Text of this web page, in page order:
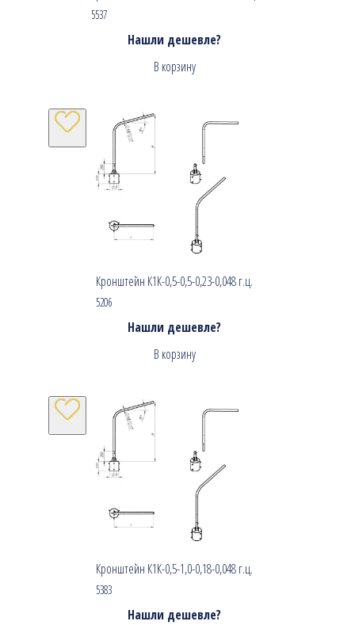
5537
Нашли дешевле?
В корзину
Кронштейн К1К-0,5-0,5-0,23-0,048 г.ц.
5206
Нашли дешевле?
В корзину
Кронштейн К1К-0,5-1,0-0,18-0,048 г.ц.
5383
Нашли дешевле?